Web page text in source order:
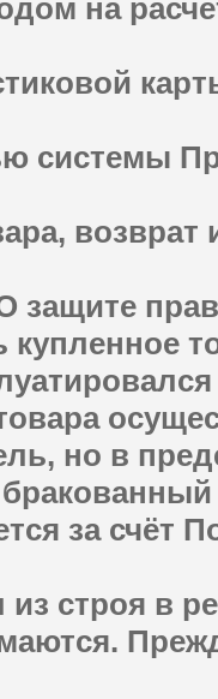
на
системы
защите
купленное
но в
за счёт
строя в